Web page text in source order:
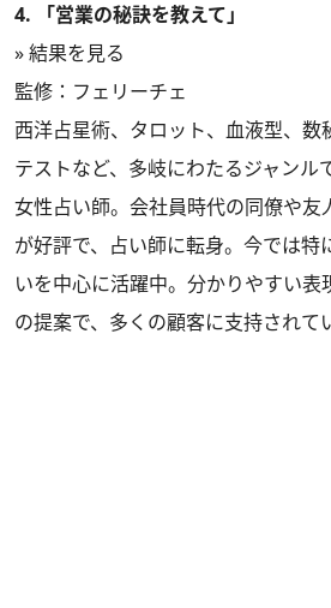
4. 「営業の秘訣を教えて」
» 結果を見る
監修：フェリーチェ
西洋占星術、タロット、血液型、数
テストなど、多岐にわたるジャンル
女性占い師。会社員時代の同僚や友
が好評で、占い師に転身。今では特
いを中心に活躍中。分かりやすい表
の提案で、多くの顧客に支持されて